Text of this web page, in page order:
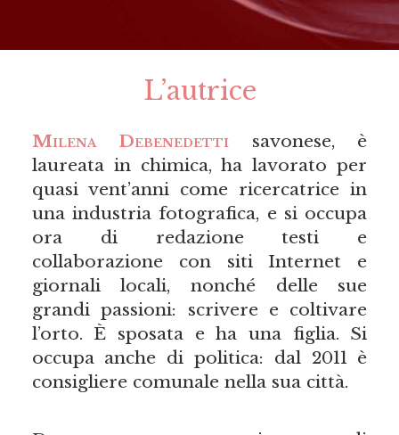
L’autrice
Milena Debenedetti savonese, è
laureata in chimica, ha lavorato per
quasi vent’anni come ricercatrice in
una industria fotografica, e si occupa
ora di redazione testi e
collaborazione con siti Internet e
giornali locali, nonché delle sue
grandi passioni: scrivere e coltivare
l’orto. È sposata e ha una figlia. Si
occupa anche di politica: dal 2011 è
consigliere comunale nella sua città.